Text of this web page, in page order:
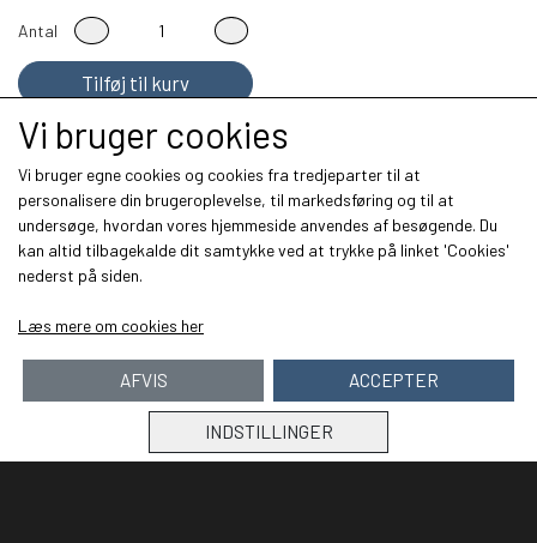
Antal
Tilføj til kurv
Kontakt:
Balslev Tech
4100
Ringsted
Mail: balslevtech@gmail.com
Vi bruger cookies
Vi bruger egne cookies og cookies fra tredjeparter til at
personalisere din brugeroplevelse, til markedsføring og til at
undersøge, hvordan vores hjemmeside anvendes af besøgende. Du
kan altid tilbagekalde dit samtykke ved at trykke på linket 'Cookies'
nederst på siden.
Læs mere om cookies her
INDSTILLINGER
AFVIS ACCEPTER